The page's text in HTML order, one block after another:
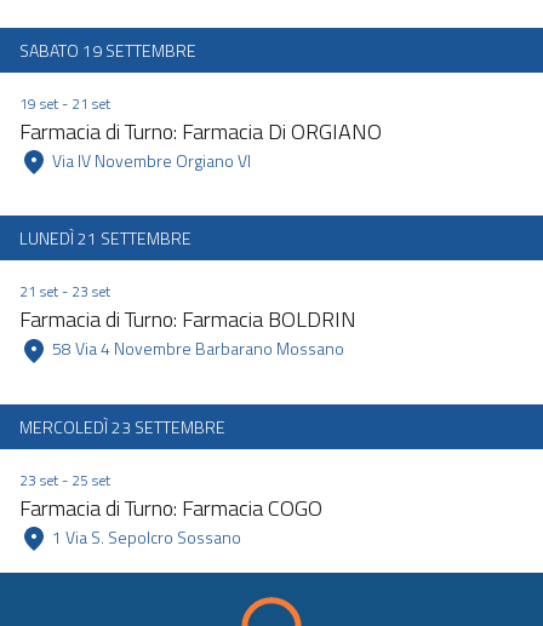
SABATO 19 SETTEMBRE
19 set - 21 set
Farmacia di Turno: Farmacia Di ORGIANO
LUNEDÌ 21 SETTEMBRE
21 set - 23 set
Farmacia di Turno: Farmacia BOLDRIN
MERCOLEDÌ 23 SETTEMBRE
23 set - 25 set
Farmacia di Turno: Farmacia COGO